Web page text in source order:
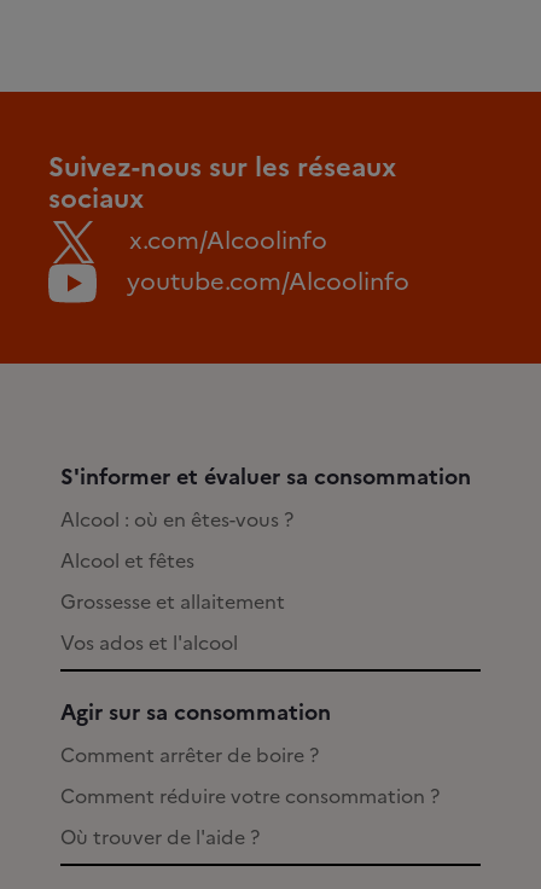
Suivez-nous sur les réseaux
sociaux
x.com/Alcoolinfo
youtube.com/Alcoolinfo
S'informer et évaluer sa consommation
Alcool : où en êtes-vous ?
Alcool et fêtes
Grossesse et allaitement
Vos ados et l'alcool
Agir sur sa consommation
Comment arrêter de boire ?
Comment réduire votre consommation ?
Où trouver de l'aide ?